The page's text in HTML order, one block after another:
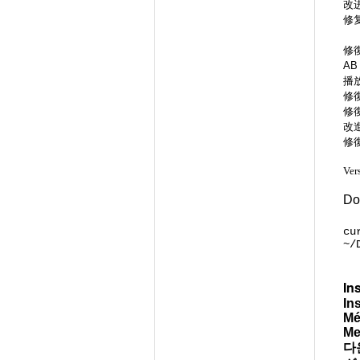
改
修
修
AB
播
修
修
改
修
~/
다